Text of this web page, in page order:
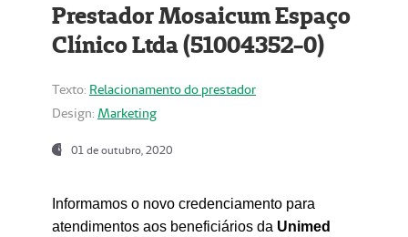
Prestador Mosaicum Espaço
Clínico Ltda (51004352-0)
Texto: Relacionamento do prestador
Design: Marketing
01 de outubro, 2020
Informamos o novo credenciamento para
atendimentos aos beneficiários da Unimed